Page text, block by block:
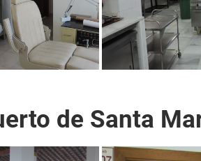
de Santa